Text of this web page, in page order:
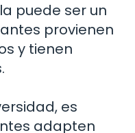
puede ser un
provienen
y tienen
es
adapten